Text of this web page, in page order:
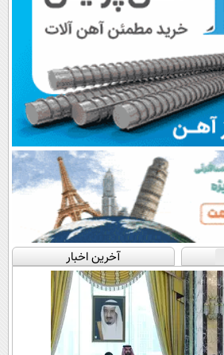
آخرین اخبار